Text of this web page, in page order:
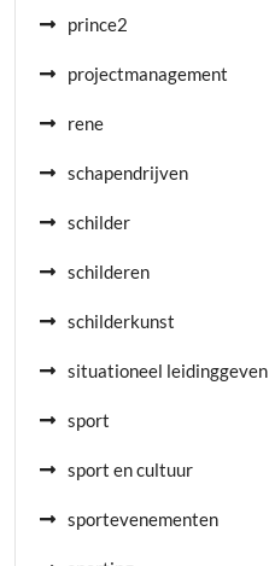
prince2
projectmanagement
rene
schapendrijven
schilder
schilderen
schilderkunst
situationeel leidinggeven
sport
sport en cultuur
sportevenementen